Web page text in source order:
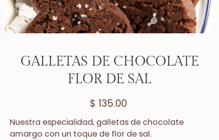
GALLETAS DE CHOCOLATE
FLOR DE SAL
$ 135.00
Nuestra especialidad, galletas de chocolate
amargo con un toque de flor de sal.